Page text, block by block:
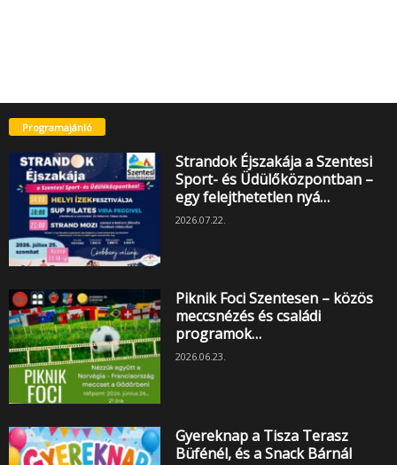
Programajánló
Strandok Éjszakája a Szentesi
Sport- és Üdülőközpontban –
egy felejthetetlen nyá…
2026.07.22.
Piknik Foci Szentesen – közös
meccsnézés és családi
programok…
2026.06.23.
Gyereknap a Tisza Terasz
Büfénél, és a Snack Bárnál